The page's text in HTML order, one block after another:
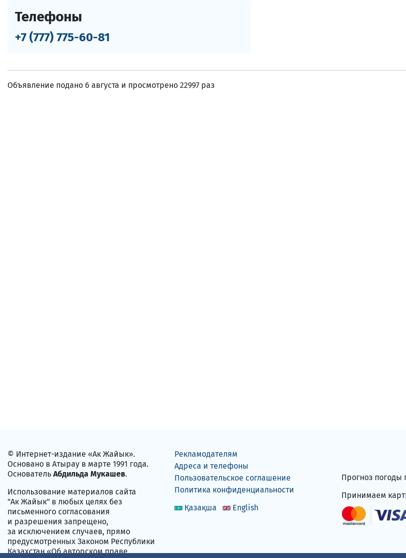
Телефоны
+7 (777) 775-60-81
Объявление подано 6 августа и просмотрено 22997 раз
© Интернет-издание «Ак Жайык».
Основано в Атырау в марте 1991 года.
Основатель Абдильда Мукашев.
Использование материалов сайта
"Ак Жайык" в любых целях без
письменного согласования
и разрешения запрещено,
за исключением случаев, прямо
предусмотренных Законом Республики
Казахстан «Об авторском праве
Рекламодателям
Адреса и телефоны
Пользовательское соглашение
Политика конфиденциальности
Қазақша
English
Прогноз погоды
Принимаем